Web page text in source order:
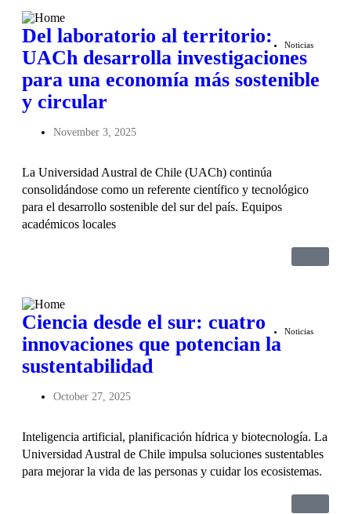
Noticias
Del laboratorio al territorio:
UACh desarrolla investigaciones
para una economía más sostenible
y circular
November 3, 2025
La Universidad Austral de Chile (UACh) continúa
consolidándose como un referente científico y tecnológico
para el desarrollo sostenible del sur del país. Equipos
académicos locales
Noticias
Ciencia desde el sur: cuatro
innovaciones que potencian la
sustentabilidad
October 27, 2025
Inteligencia artificial, planificación hídrica y biotecnología. La
Universidad Austral de Chile impulsa soluciones sustentables
para mejorar la vida de las personas y cuidar los ecosistemas.